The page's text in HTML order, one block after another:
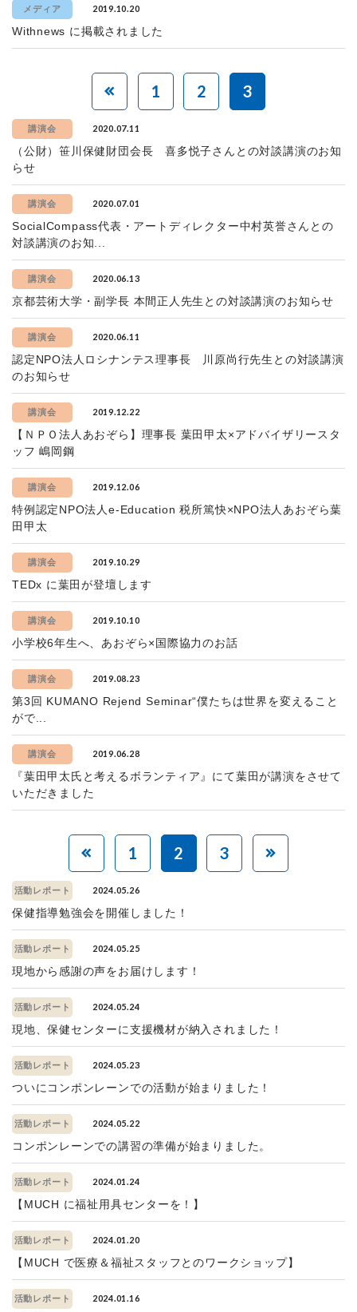
メディア 2019.10.20
Withnews に掲載されました
1 2 3
講演会 2020.07.11
（公財）笹川保健財団会長 喜多悦子さんとの対談講演のお知
らせ
講演会 2020.07.01
SocialCompass代表・アートディレクター中村英誉さんとの
対談講演のお知...
講演会 2020.06.13
京都芸術大学・副学長 本間正人先生との対談講演のお知らせ
講演会 2020.06.11
認定NPO法人ロシナンテス理事長 川原尚行先生との対談講演
のお知らせ
講演会 2019.12.22
【ＮＰＯ法人あおぞら】理事長 葉田甲太×アドバイザリースタ
ッフ 嶋岡鋼
講演会 2019.12.06
特例認定NPO法人e-Education 税所篤快×NPO法人あおぞら葉
田甲太
講演会 2019.10.29
TEDx に葉田が登壇します
講演会 2019.10.10
小学校6年生へ、あおぞら×国際協力のお話
講演会 2019.08.23
第3回 KUMANO Rejend Seminar“僕たちは世界を変えること
がで...
講演会 2019.06.28
『葉田甲太氏と考えるボランティア』にて葉田が講演をさせて
いただきました
1 2 3
活動レポート 2024.05.26
保健指導勉強会を開催しました！
活動レポート 2024.05.25
現地から感謝の声をお届けします！
活動レポート 2024.05.24
現地、保健センターに支援機材が納入されました！
活動レポート 2024.05.23
ついにコンポンレーンでの活動が始まりました！
活動レポート 2024.05.22
コンポンレーンでの講習の準備が始まりました。
活動レポート 2024.01.24
【MUCH に福祉用具センターを！】
活動レポート 2024.01.20
【MUCH で医療＆福祉スタッフとのワークショップ】
活動レポート 2024.01.16